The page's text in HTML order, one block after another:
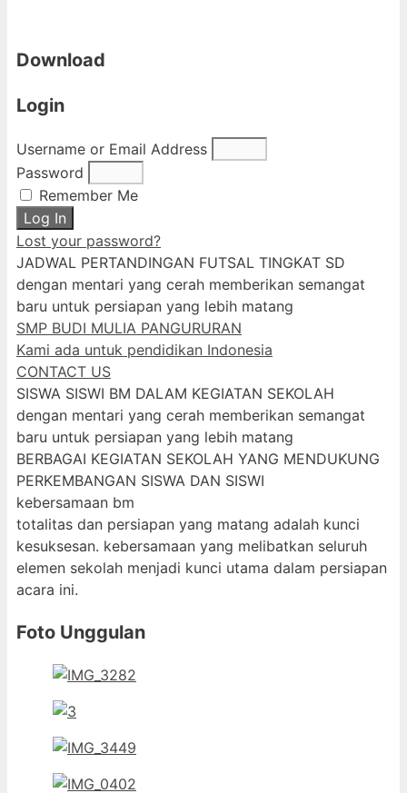
Download
Login
Username or Email Address
Password
Remember Me
Log In
Lost your password?
JADWAL PERTANDINGAN FUTSAL TINGKAT SD
dengan mentari yang cerah memberikan semangat
baru untuk persiapan yang lebih matang
SMP BUDI MULIA PANGURURAN
Kami ada untuk pendidikan Indonesia
CONTACT US
SISWA SISWI BM DALAM KEGIATAN SEKOLAH
dengan mentari yang cerah memberikan semangat
baru untuk persiapan yang lebih matang
BERBAGAI KEGIATAN SEKOLAH YANG MENDUKUNG
PERKEMBANGAN SISWA DAN SISWI
kebersamaan bm
totalitas dan persiapan yang matang adalah kunci
kesuksesan. kebersamaan yang melibatkan seluruh
elemen sekolah menjadi kunci utama dalam persiapan
acara ini.
Foto Unggulan